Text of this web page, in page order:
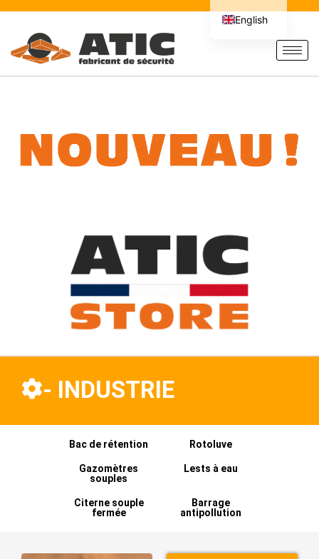
- INDUSTRIE
Bac de rétention Rotoluve
Gazomètres
souples
Lests à eau
Citerne souple
fermée
Barrage
antipollution
English